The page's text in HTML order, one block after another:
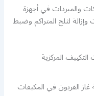
والمبردات في أجهزة
لثلج المتراكم وضبط
المركزية
الفريون في المكيفات